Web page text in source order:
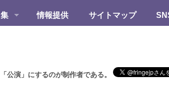
情報提供 サイトマップ
公演」にするのが制作者である。